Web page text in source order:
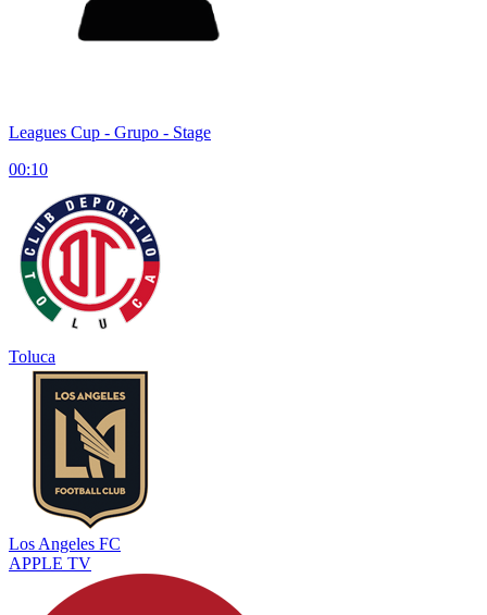
Leagues Cup - Grupo - Stage
00:10
Toluca
Los Angeles FC
APPLE TV